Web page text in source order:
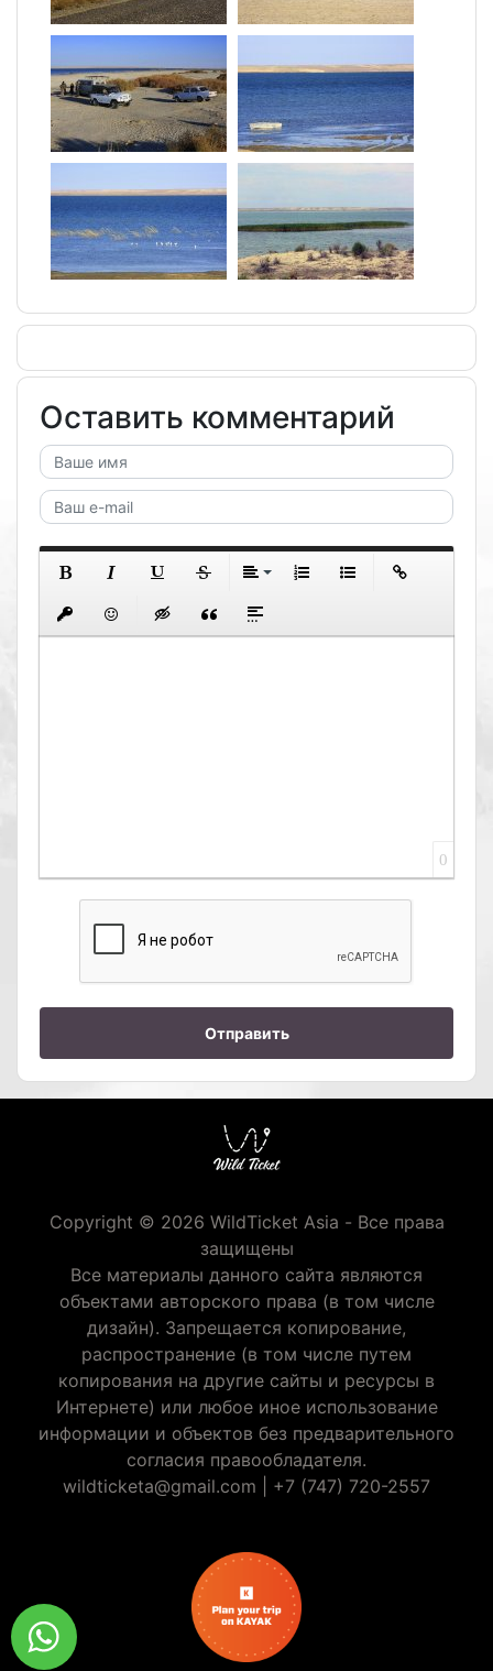
Оставить комментарий
0
Отправить
Copyright © 2026 WildTicket Asia - Все права
защищены
Все материалы данного сайта являются
объектами авторского права (в том числе
дизайн). Запрещается копирование,
распространение (в том числе путем
копирования на другие сайты и ресурсы в
Интернете) или любое иное использование
информации и объектов без предварительного
согласия правообладателя.
wildticketa@gmail.com
+7 (747) 720-2557